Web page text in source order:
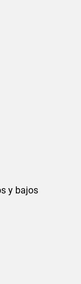
y bajos